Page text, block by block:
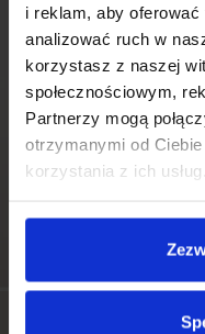
i reklam, aby oferować
analizować ruch w
korzystasz z naszej
społecznościowym,
Partnerzy mogą
otrzymanymi od
korzystania z ich usług.